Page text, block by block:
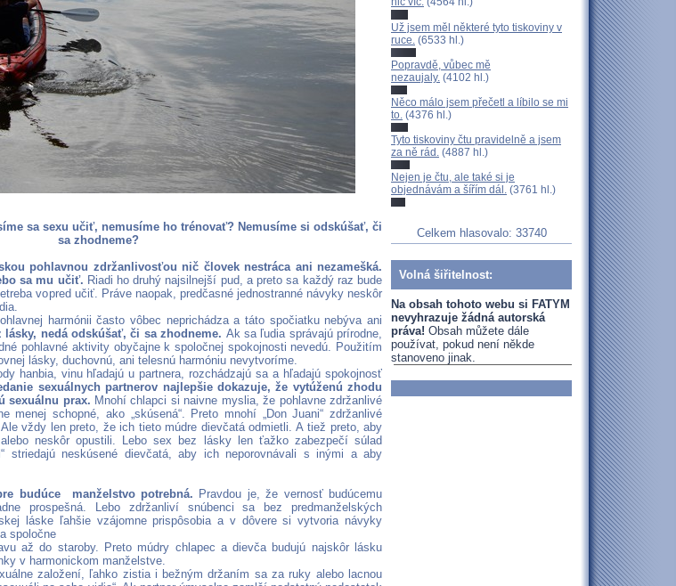
sa sexu učiť, nemusíme ho trénovať? Nemusíme si odskúšať, či
sa zhodneme?
pohlavnou zdržanlivosťou nič človek nestráca ani nezamešká.
sa mu učiť. Riadi ho druhý najsilnejší pud, a preto sa každý raz bude
vopred učiť. Práve naopak, predčasné jednostranné návyky neskôr
harmónii často vôbec neprichádza a táto spočiatku nebýva ani
lásky, nedá odskúšať, či sa zhodneme. Ak sa ľudia správajú prírodne,
pohlavné aktivity obyčajne k spoločnej spokojnosti nevedú. Použitím
lásky, duchovnú, ani telesnú harmóniu nevytvoríme.
hanbia, vinu hľadajú u partnera, rozchádzajú sa a hľadajú spokojnosť
sexuálnych partnerov najlepšie dokazuje, že vytúženú zhodu
sexuálnu prax. Mnohí chlapci si naivne myslia, že pohlavne zdržanlivé
menej schopné, ako „skúsená“. Preto mnohí „Don Juani“ zdržanlivé
vždy len preto, že ich tieto múdre dievčatá odmietli. A tiež preto, aby
neskôr opustili. Lebo sex bez lásky len ťažko zabezpečí súlad
striedajú neskúsené dievčatá, aby ich neporovnávali s inými a aby
budúce manželstvo potrebná. Pravdou je, že vernosť budúcemu
prospešná. Lebo zdržanliví snúbenci sa bez predmanželských
láske ľahšie vzájomne prispôsobia a v dôvere si vytvoria návyky
spoločne
až do staroby. Preto múdry chlapec a dievča budujú najskôr lásku
v harmonickom manželstve.
založení, ľahko zistia i bežným držaním sa za ruky alebo lacnou
Už jsem měl některé tyto tiskoviny v
ruce. (6533 hl.)
Popravdě, vůbec mě
nezaujaly. (4102 hl.)
Něco málo jsem přečetl a líbilo se mi
to. (4376 hl.)
Tyto tiskoviny čtu pravidelně a jsem
za ně rád. (4887 hl.)
Nejen je čtu, ale také si je
objednávám a šířím dál. (3761 hl.)
Celkem hlasovalo: 33740
Volná šiřitelnost:
Na obsah tohoto webu si FATYM
nevyhrazuje žádná autorská
práva! Obsah můžete dále
používat, pokud není někde
stanoveno jinak.